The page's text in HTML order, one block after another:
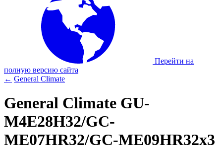
Перейти на
полную версию сайта
← General Climate
General Climate GU-
M4E28H32/GC-
ME07HR32/GC-ME09HR32x3